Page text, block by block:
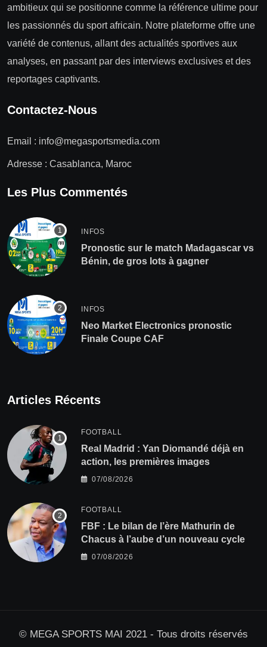
ambitieux qui se positionne comme la référence ultime pour
les passionnés du sport africain. Notre plateforme offre une
variété de contenus, allant des actualités sportives aux
analyses, en passant par des interviews exclusives et des
reportages captivants.
Contactez-Nous
Email : info@megasportsmedia.com
Adresse : Casablanca, Maroc
Les Plus Commentés
INFOS
Pronostic sur le match Madagascar vs
Bénin, de gros lots à gagner
INFOS
Neo Market Electronics pronostic
Finale Coupe CAF
Articles Récents
FOOTBALL
Real Madrid : Yan Diomandé déjà en
action, les premières images
07/08/2026
FOOTBALL
FBF : Le bilan de l’ère Mathurin de
Chacus à l’aube d’un nouveau cycle
07/08/2026
© MEGA SPORTS MAI 2021 - Tous droits réservés